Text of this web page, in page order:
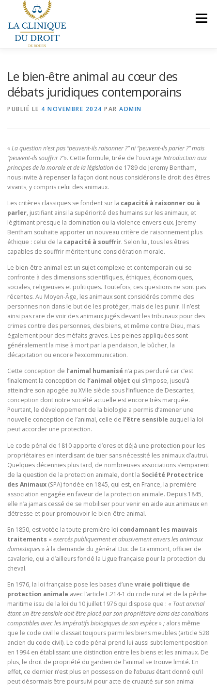
contenu
Menu
Le bien-être animal au cœur des
débats juridiques contemporains
PUBLIÉ LE 4 NOVEMBRE 2024 PAR ADMIN
« La question n’est pas “peuvent-ils raisonner ?” ni “peuvent-ils parler ?” mais
“peuvent-ils souffrir ?”». Cette formule, tirée de l’ouvrage Introduction aux
principes de la morale et de la législation de 1789 de Jeremy Bentham,
nous invite à repenser la façon dont nous considérons le droit des êtres
vivants, y compris celui des animaux.
Les critères classiques se fondent sur la capacité à raisonner ou à
parler, justifiant ainsi la supériorité des humains sur les animaux, et
légitimant presque la domination ou la violence envers eux. Jeremy
Bentham souhaite apporter un nouveau critère de raisonnement plus
éthique : celui de la capacité à souffrir. Selon lui, tous les êtres
capables de souffrir méritent une considération morale.
Le bien-être animal est un sujet complexe et contemporain qui se
confronte à des dimensions scientifiques, éthiques, économiques,
sociales, religieuses et politiques. Toutefois, ces questions ne sont pas
récentes. Au Moyen-Âge, les animaux sont considérés comme des
personnes non dans le but de les protéger, mais de les punir. Il n’est
ainsi pas rare de voir des animaux jugés devant les tribunaux pour des
crimes contre des personnes, des biens, et même contre Dieu, mais
également pour des méfaits graves. Les peines appliquées sont
généralement la mise à mort par la pendaison, le bûcher, la
décapitation ou encore l’excommunication.
Cette conception de l’animal humanisé n’a pas perduré car c’est
finalement la conception de l’animal objet qui s’impose, jusqu’à
atteindre son apogée au XVIIe siècle sous l’influence de Descartes,
conception dont notre société actuelle est encore très marquée.
Pourtant, le développement de la biologie a permis d’amener une
nouvelle conception de l’animal, celle de l’être sensible auquel la loi
peut accorder une protection.
Le code pénal de 1810 apporte d’ores et déjà une protection pour les
propriétaires en interdisant de tuer sans nécessité les animaux d’autrui.
Quelques décennies plus tard, de nombreuses associations s’emparent
de la question de la protection animale, dont la Société Protectrice
des Animaux (SPA) fondée en 1845, qui est, en France, la première
association engagée en faveur de la protection animale. Depuis 1845,
elle n’a jamais cessé de se mobiliser pour venir en aide aux animaux en
détresse et pour promouvoir le bien-être animal.
En 1850, est votée la toute première loi condamnant les mauvais
traitements « exercés publiquement et abusivement envers les animaux
domestiques» à la demande du général Duc de Grammont, officier de
cavalerie, qui a d’ailleurs fondé la Ligue française pour la protection du
cheval.
En 1976, la loi française pose les bases d’une vraie politique de
protection animale avec l’article L.214-1 du code rural et de la pêche
maritime issu de la loi du 10 juillet 1976 qui dispose que : « Tout animal
étant un être sensible doit être placé par son propriétaire dans des conditions
compatibles avec les impératifs biologiques de son espèce » ; alors même
que le code civil le classait toujours parmi les biens meubles (article 528
ancien du code civil). Le code pénal prend lui aussi subtilement position
en 1994 en établissant une distinction entre les biens et les animaux. De
plus, le droit de propriété du gardien de l’animal se trouve limité. En
effet, ce dernier n’est plus en possession de l’abusus étant donné qu’il
peut désormais être poursuivi pour acte de cruauté sur son animal